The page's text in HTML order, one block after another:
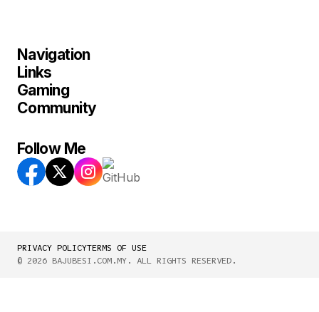
Navigation
Links
Gaming
Community
Follow Me
PRIVACY POLICYTERMS OF USE
© 2026 BAJUBESI.COM.MY. ALL RIGHTS RESERVED.